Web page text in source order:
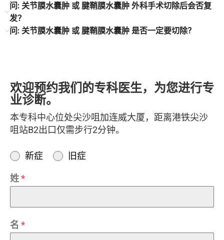
问: 关节膜水囊肿 或 腱鞘膜水囊肿 外科手术切除后会否复
发？
问: 关节膜水囊肿 或 腱鞘膜水囊肿 是否一定要切除？
欢迎预约我们的专科医生，为您进行专
业诊断。
本专科中心位处尖沙咀加连威大厦，距离港铁尖沙
咀站B2出口仅需步行2分钟。
新症 旧症
姓*
名 *